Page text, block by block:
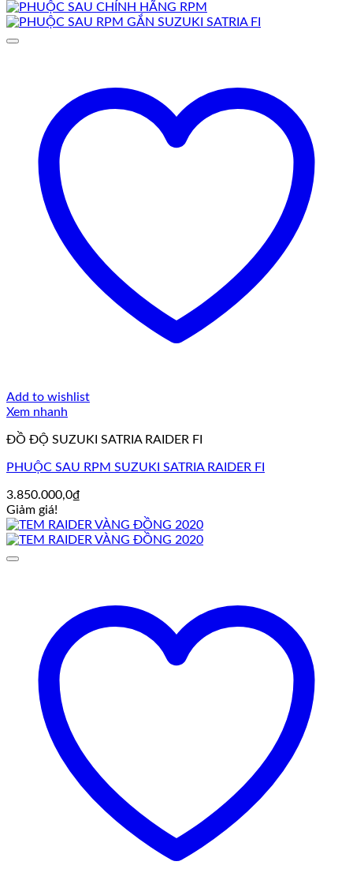
Add to wishlist
Xem nhanh
ĐỒ ĐỘ SUZUKI SATRIA RAIDER FI
PHUỘC SAU RPM SUZUKI SATRIA RAIDER FI
3.850.000,0₫
Giảm giá!